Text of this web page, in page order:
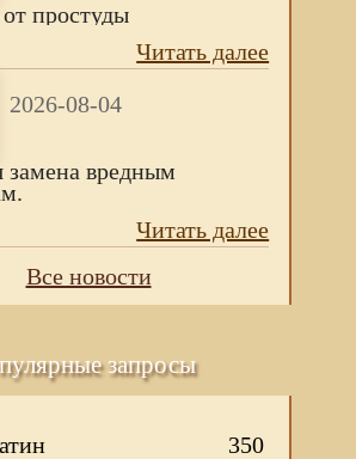
простуды
Читать далее
2026-08-04
замена вредным
Читать далее
Все новости
запросы
350